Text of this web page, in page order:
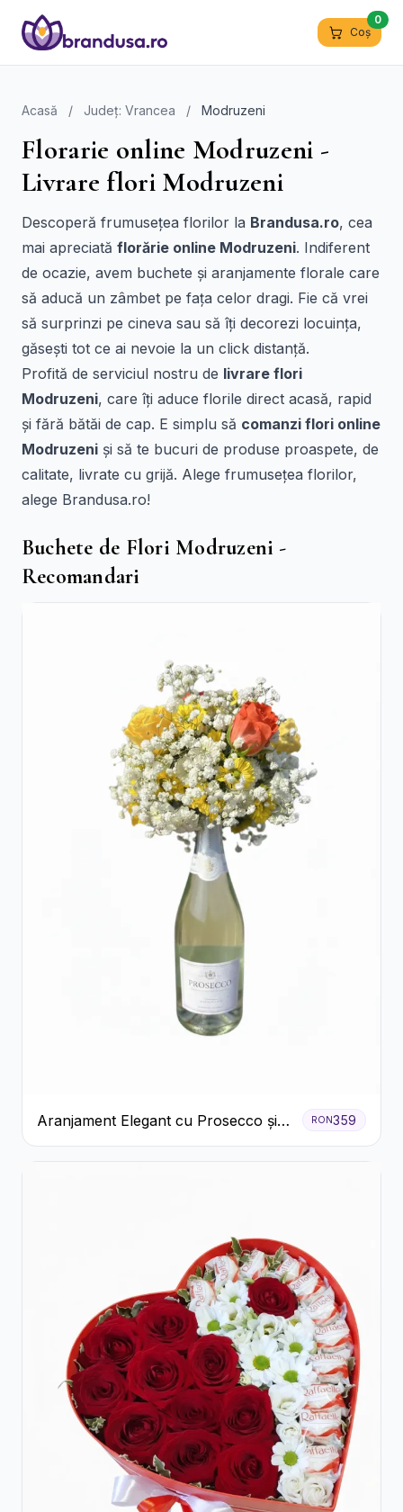
Coș
0
Acasă / Județ: Vrancea / Modruzeni
Florarie online Modruzeni -
Livrare flori Modruzeni
Descoperă frumusețea florilor la Brandusa.ro, cea
mai apreciată florărie online Modruzeni. Indiferent
de ocazie, avem buchete și aranjamente florale care
să aducă un zâmbet pe fața celor dragi. Fie că vrei
să surprinzi pe cineva sau să îți decorezi locuința,
găsești tot ce ai nevoie la un click distanță.
Profită de serviciul nostru de livrare flori
Modruzeni, care îți aduce florile direct acasă, rapid
și fără bătăi de cap. E simplu să comanzi flori online
Modruzeni și să te bucuri de produse proaspete, de
calitate, livrate cu grijă. Alege frumusețea florilor,
alege Brandusa.ro!
Buchete de Flori Modruzeni -
Recomandari
Aranjament Elegant cu Prosecco și
Flori Galbene.
RON359